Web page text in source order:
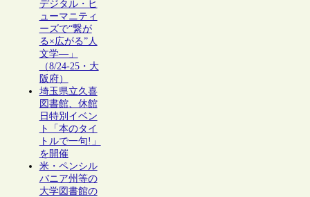
デジタル・ヒ
ューマニティ
ーズで“繋が
る×広がる”人
文学―」
（8/24-25・大
阪府）
埼玉県立久喜
図書館、休館
日特別イベン
ト「本のタイ
トルで一句!」
を開催
米・ペンシル
バニア州等の
大学図書館の